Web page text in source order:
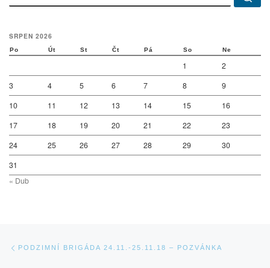
SRPEN 2026
Po Út St Čt Pá So Ne
1
2
3
4 5 6 7 8
9
10
11 12 13 14 15
16
17
18 19 20 21 22
23
24
25 26 27 28 29
30
31
« Dub
Navigace v příspěvcích
PODZIMNÍ BRIGÁDA 24.11.-25.11.18 – POZVÁNKA